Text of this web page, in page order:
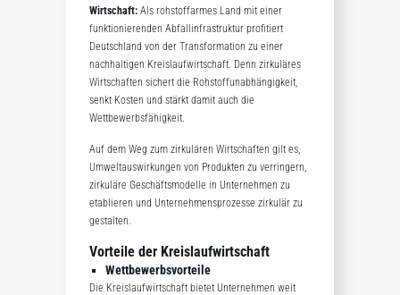
Wirtschaft: Als rohstoffarmes Land mit einer
funktionierenden Abfallinfrastruktur profitiert
Deutschland von der Transformation zu einer
nachhaltigen Kreislaufwirtschaft. Denn zirkuläres
Wirtschaften sichert die Rohstoffunabhängigkeit,
senkt Kosten und stärkt damit auch die
Wettbewerbsfähigkeit.
Auf dem Weg zum zirkulären Wirtschaften gilt es,
Umweltauswirkungen von Produkten zu verringern,
zirkuläre Geschäftsmodelle in Unternehmen zu
etablieren und Unternehmensprozesse zirkulär zu
gestalten.
Vorteile der Kreislaufwirtschaft
Wettbewerbsvorteile
Die Kreislaufwirtschaft bietet Unternehmen weit